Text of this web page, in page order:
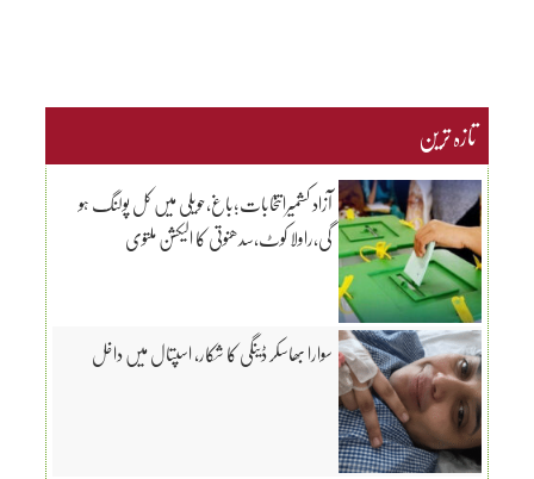
تازہ ترین
آزاد کشمیرانتخابات؛باغ،حویلی میں کل پولنگ ہو
گی،راولا کوٹ،سدھنوتی کا الیکشن ملتوی
سوارا بھاسکر ڈینگی کا شکار، اسپتال میں داخل